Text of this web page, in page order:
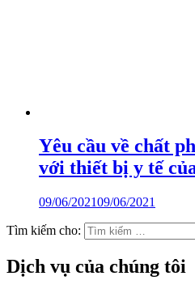
Yêu cầu về chất
với thiết bị y tế
09/06/202109/06/2021
Tìm kiếm cho:
Dịch vụ của chúng tôi